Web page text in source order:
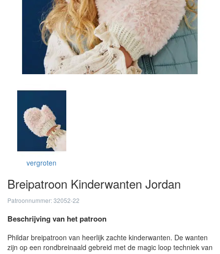
vergroten
Breipatroon Kinderwanten Jordan
Patroonnummer: 32052-22
Beschrijving van het patroon
Phildar breipatroon van heerlijk zachte kinderwanten. De wanten
zijn op een rondbreinaald gebreid met de magic loop techniek van